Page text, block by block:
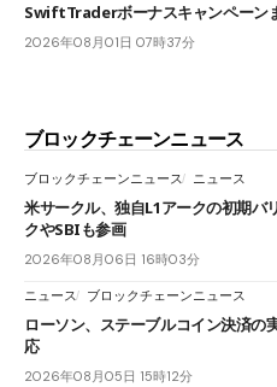
SwiftTraderボーナスキャンペーン
2026年08月01日 07時37分
ブロックチェーンニュース
ブロックチェーンニュース ニュース
米サークル、独自L1アークの初期
クやSBIも参画
2026年08月06日 16時03分
ニュース ブロックチェーンニュース
ローソン、ステーブルコイン決済の
応
2026年08月05日 15時12分